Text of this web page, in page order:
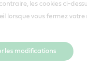
les cookies ci-
lorsque vous fermez votre
les modifications